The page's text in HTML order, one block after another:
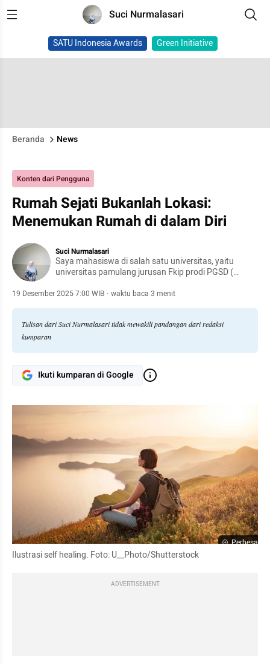
Suci Nurmalasari
SATU Indonesia Awards Green Initiative
Beranda News
Konten dari Pengguna
Rumah Sejati Bukanlah Lokasi:
Menemukan Rumah di dalam Diri
Suci Nurmalasari
Saya mahasiswa di salah satu universitas, yaitu
universitas pamulang jurusan Fkip prodi PGSD (
19 Desember 2025 7:00 WIB · waktu baca 3 menit
Tulisan dari Suci Nurmalasari tidak mewakili pandangan dari redaksi
kumparan
Ikuti kumparan di Google
Perbesar
Ilustrasi self healing. Foto: U__Photo/Shutterstock
ADVERTISEMENT